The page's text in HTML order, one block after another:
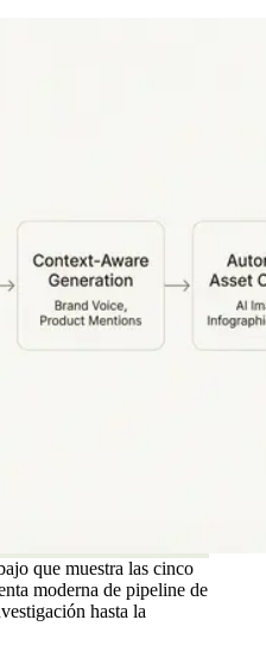
que muestra las cinco
moderna de pipeline de
hasta la